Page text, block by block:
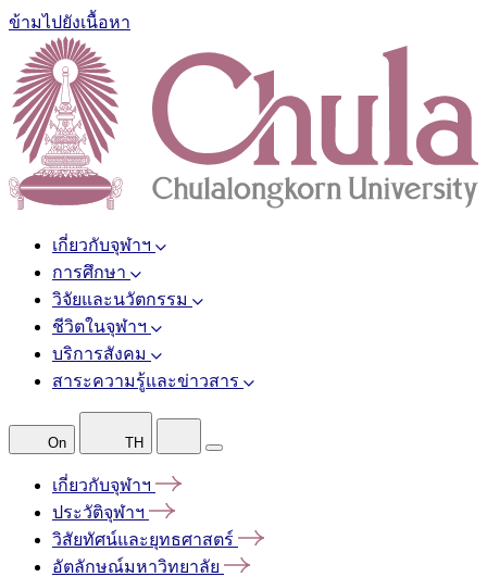
ข้ามไปยังเนื้อหา
เกี่ยวกับจุฬาฯ
การศึกษา
วิจัยและนวัตกรรม
ชีวิตในจุฬาฯ
บริการสังคม
สาระความรู้และข่าวสาร
On TH
เกี่ยวกับจุฬาฯ
ประวัติจุฬาฯ
วิสัยทัศน์และยุทธศาสตร์
อัตลักษณ์มหาวิทยาลัย